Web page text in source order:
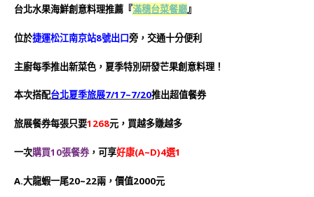
台北水果海鮮創意料理推薦『滿穗台菜餐廳』
位於捷運松江南京站8號出口旁，交通十分便利
主廚每季推出新菜色，夏季特別研發芒果創意料理！
本次搭配台北夏季旅展7/17~7/20推出超值餐券
旅展餐券每張只要1268元，買越多賺越多
一次購買10張餐券，可享好康(A~D)4選1
A.大龍蝦一尾20~22兩，價值2000元